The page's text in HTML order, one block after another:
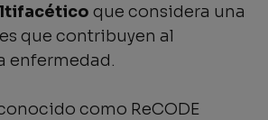
que considera una
que contribuyen al
enfermedad.
como ReCODE